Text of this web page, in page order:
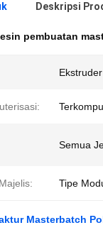
Deskripsi
pembuatan
Semua
Tipe
Masterbatch